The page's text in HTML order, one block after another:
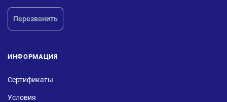
Перезвонить
ИНФОРМАЦИЯ
Сертификаты
Условия